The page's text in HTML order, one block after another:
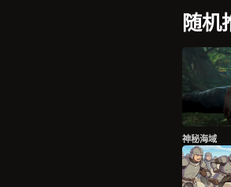
随机
神秘海域